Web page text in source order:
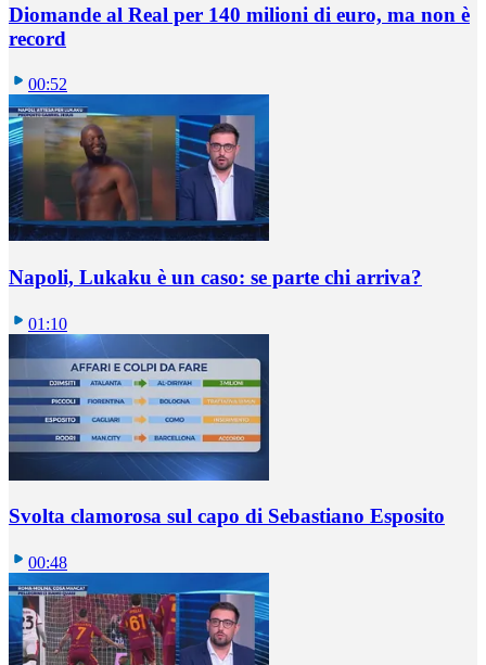
Diomande al Real per 140 milioni di euro, ma non è
record
00:52
Napoli, Lukaku è un caso: se parte chi arriva?
01:10
Svolta clamorosa sul capo di Sebastiano Esposito
00:48